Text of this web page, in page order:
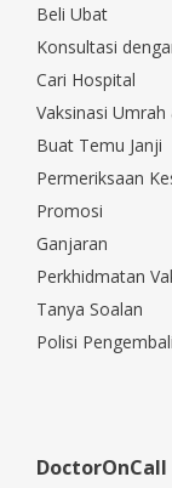
Beli Ubat
Konsultasi
Cari Hospital
Vaksinasi
Buat Temu Janji
Permeriksaan
Promosi
Ganjaran
Perkhidmatan
Tanya Soalan
Polisi
DoctorOnCall